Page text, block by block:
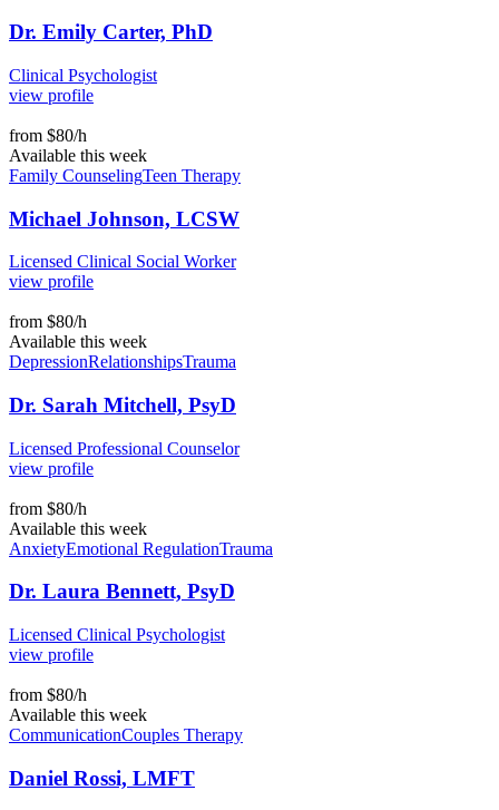
Dr. Emily Carter, PhD
Clinical Psychologist
view profile
from $80/h
Available this week
Family CounselingTeen Therapy
Michael Johnson, LCSW
Licensed Clinical Social Worker
view profile
from $80/h
Available this week
DepressionRelationshipsTrauma
Dr. Sarah Mitchell, PsyD
Licensed Professional Counselor
view profile
from $80/h
Available this week
AnxietyEmotional RegulationTrauma
Dr. Laura Bennett, PsyD
Licensed Clinical Psychologist
view profile
from $80/h
Available this week
CommunicationCouples Therapy
Daniel Rossi, LMFT